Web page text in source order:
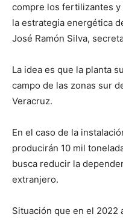
compre los fertilizantes y
la estrategia energética
José Ramón Silva,
La idea es que la planta
campo de las zonas sur
Veracruz.
En el caso de la
producirán 10 mil
busca reducir la
extranjero.
Situación que en el 2022